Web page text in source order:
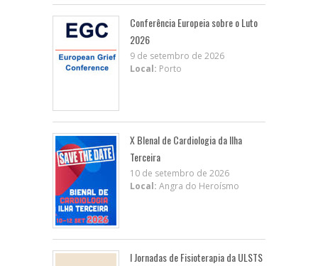
Conferência Europeia sobre o Luto
2026
9 de setembro de 2026
Local: Porto
X BIenal de Cardiologia da Ilha
Terceira
10 de setembro de 2026
Local: Angra do Heroísmo
I Jornadas de Fisioterapia da ULSTS